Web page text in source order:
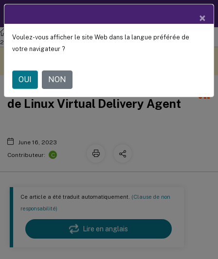
Agent de livraison virtuel Linux
Agent de livraison virtuel Linux
2303
Ce article a été traduit automatiquement. (Clause de non
responsabilité)
Lire en anglais
Ce contenu a été traduit
Historique de la documentation
de Linux Virtual Delivery Agent
June 16, 2023
Contributeur:
C
×
Voulez-vous afficher le site Web dans la langue préférée de
votre navigateur ?
OUI NON